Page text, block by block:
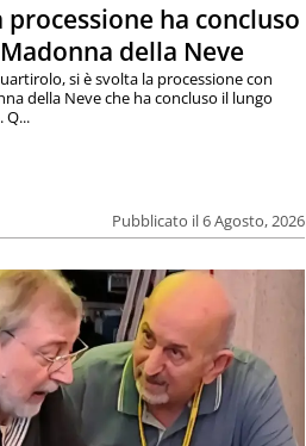
ha concluso
della Neve
Pubblicato il 6 Agosto, 2026
si è svolta la processione con
della Neve che ha concluso il lungo
Q...